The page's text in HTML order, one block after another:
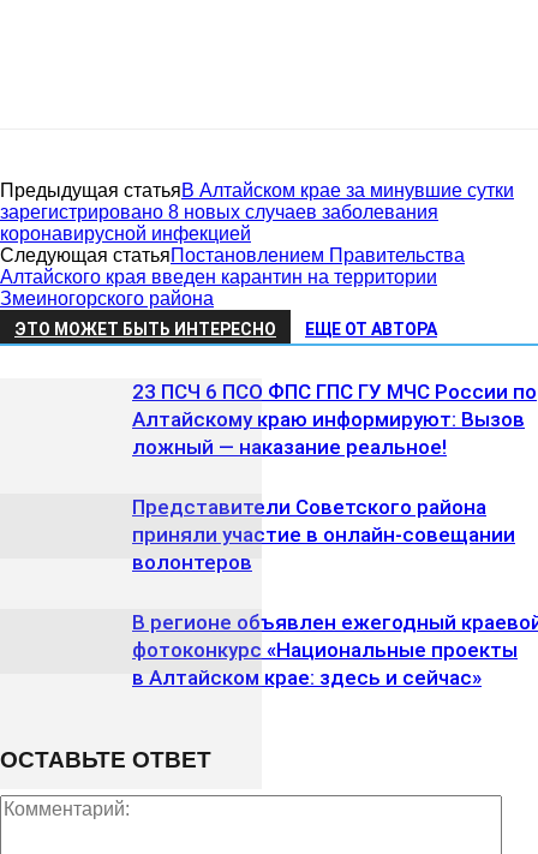
Предыдущая статьяВ Алтайском крае за минувшие сутки
зарегистрировано 8 новых случаев заболевания
коронавирусной инфекцией
Следующая статьяПостановлением Правительства
Алтайского края введен карантин на территории
Змеиногорского района
ЭТО МОЖЕТ БЫТЬ ИНТЕРЕСНО ЕЩЕ ОТ АВТОРА
23 ПСЧ 6 ПСО ФПС ГПС ГУ МЧС России по
Алтайскому краю информируют: Вызов
ложный — наказание реальное!
Представители Советского района
приняли участие в онлайн-совещании
волонтеров
В регионе объявлен ежегодный
фотоконкурс «Национальные проекты
в Алтайском крае: здесь и сейчас»
ОСТАВЬТЕ ОТВЕТ